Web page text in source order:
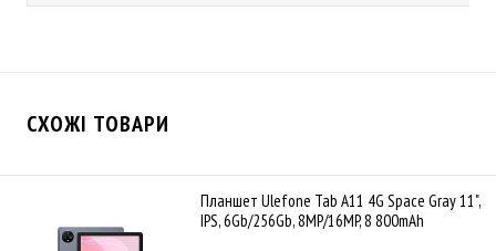
СХОЖІ ТОВАРИ
Планшет Ulefone Tab A11 4G Space Gray 11",
IPS, 6Gb/256Gb, 8MP/16MP, 8 800mAh